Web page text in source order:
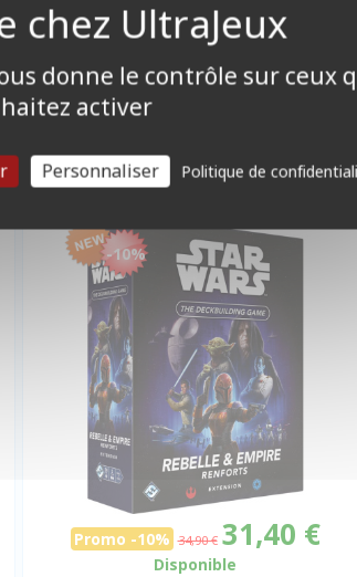
Star Wars : The Deck Building Game -
Rebelle & Empire (extension
-10%
Promo -10% 34,90 € 31,40 €
Disponible
donne le contrôle sur ceux
activer
Personnaliser Politique de